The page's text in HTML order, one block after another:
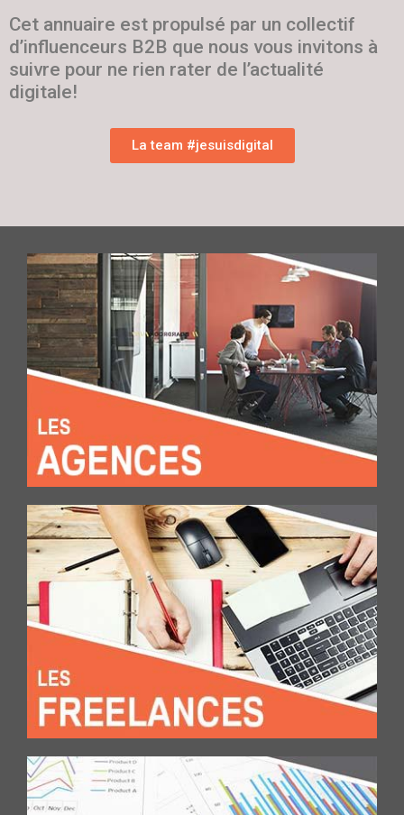
Cet annuaire est propulsé par un collectif
d’influenceurs B2B que nous vous invitons à
suivre pour ne rien rater de l’actualité
digitale!
La team #jesuisdigital